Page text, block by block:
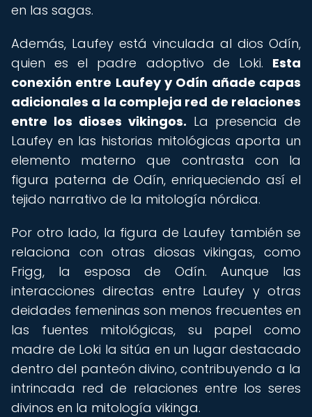
en las sagas.
Además, Laufey está vinculada al dios Odín,
quien es el padre adoptivo de Loki. Esta
conexión entre Laufey y Odín añade capas
adicionales a la compleja red de relaciones
entre los dioses vikingos. La presencia de
Laufey en las historias mitológicas aporta un
elemento materno que contrasta con la
figura paterna de Odín, enriqueciendo así el
tejido narrativo de la mitología nórdica.
Por otro lado, la figura de Laufey también se
relaciona con otras diosas vikingas, como
Frigg, la esposa de Odín. Aunque las
interacciones directas entre Laufey y otras
deidades femeninas son menos frecuentes en
las fuentes mitológicas, su papel como
madre de Loki la sitúa en un lugar destacado
dentro del panteón divino, contribuyendo a la
intrincada red de relaciones entre los seres
divinos en la mitología vikinga.